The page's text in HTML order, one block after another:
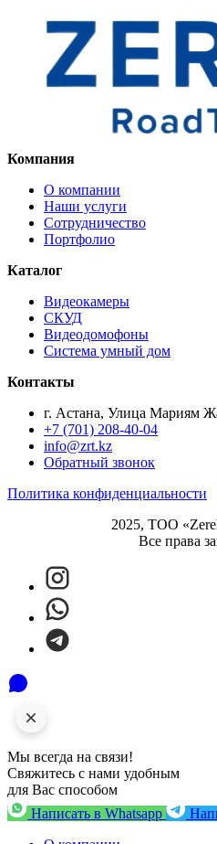
Компания
О компании
Наши услуги
Сотрудничество
Портфолио
Каталог
Видеокамеры
СКУД
Видеодомофоны
Система умный дом
Контакты
г. Астана, Улица Мариям
+7 (701) 208-40-04
info@zrt.kz
Обратный звонок
Политика конфиденциальности
2025, ТОО
Все права
Мы всегда на связи!
Свяжитесь с нами удобным
для Вас способом
Написать в Whatsapp